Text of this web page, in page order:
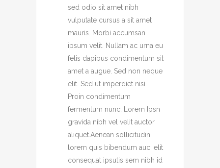
sed odio sit amet nibh
vulputate cursus a sit amet
mauris. Morbi accumsan
ipsum velit. Nullam ac urna eu
felis dapibus condimentum sit
amet a augue. Sed non neque
elit. Sed ut imperdiet nisi.
Proin condimentum
fermentum nunc. Lorem Ipsn
gravida nibh vel velit auctor
aliquet.Aenean sollicitudin,
lorem quis bibendum auci elit
consequat ipsutis sem nibh id